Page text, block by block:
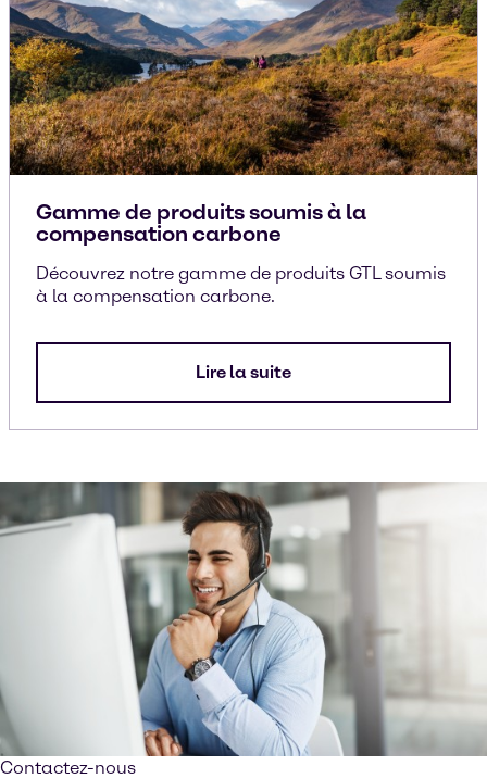
Gamme de produits soumis à la
compensation carbone
Découvrez notre gamme de produits GTL soumis
à la compensation carbone.
Lire la suite
Contactez-nous